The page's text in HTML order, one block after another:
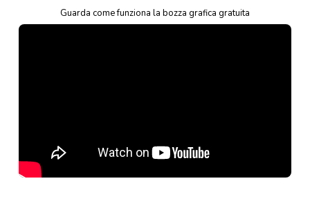
Guarda come funziona la bozza grafica gratuita